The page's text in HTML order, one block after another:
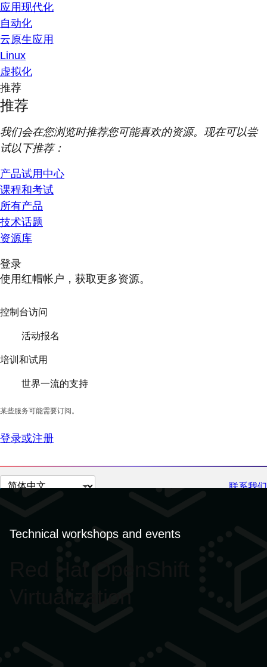
应用现代化
自动化
云原生应用
Linux
虚拟化
推荐
推荐
我们会在您浏览时推荐您可能喜欢的资源。现在可以尝
试以下推荐：
产品试用中心
课程和考试
所有产品
技术话题
资源库
登录
使用红帽帐户，获取更多资源。
控制台访问
活动报名
培训和试用
世界一流的支持
某些服务可能需要订阅。
登录或注册
切
面
联系我们
Technical workshops and events